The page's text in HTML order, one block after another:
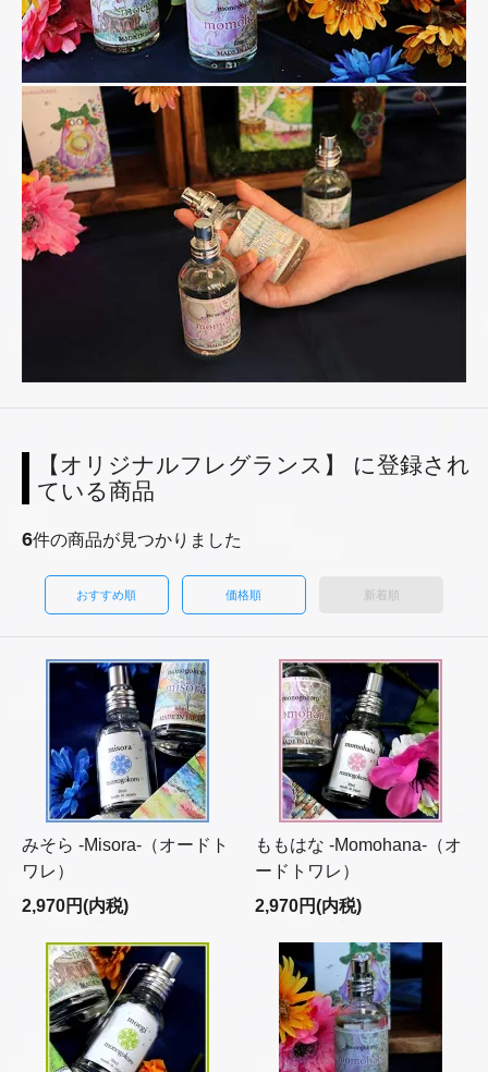
【オリジナルフレグランス】 に登録され
ている商品
6件の商品が見つかりました
おすすめ順 価格順 新着順
みそら -Misora-（オードト
ワレ）
2,970円(内税)
ももはな -Momohana-（オ
ードトワレ）
2,970円(内税)